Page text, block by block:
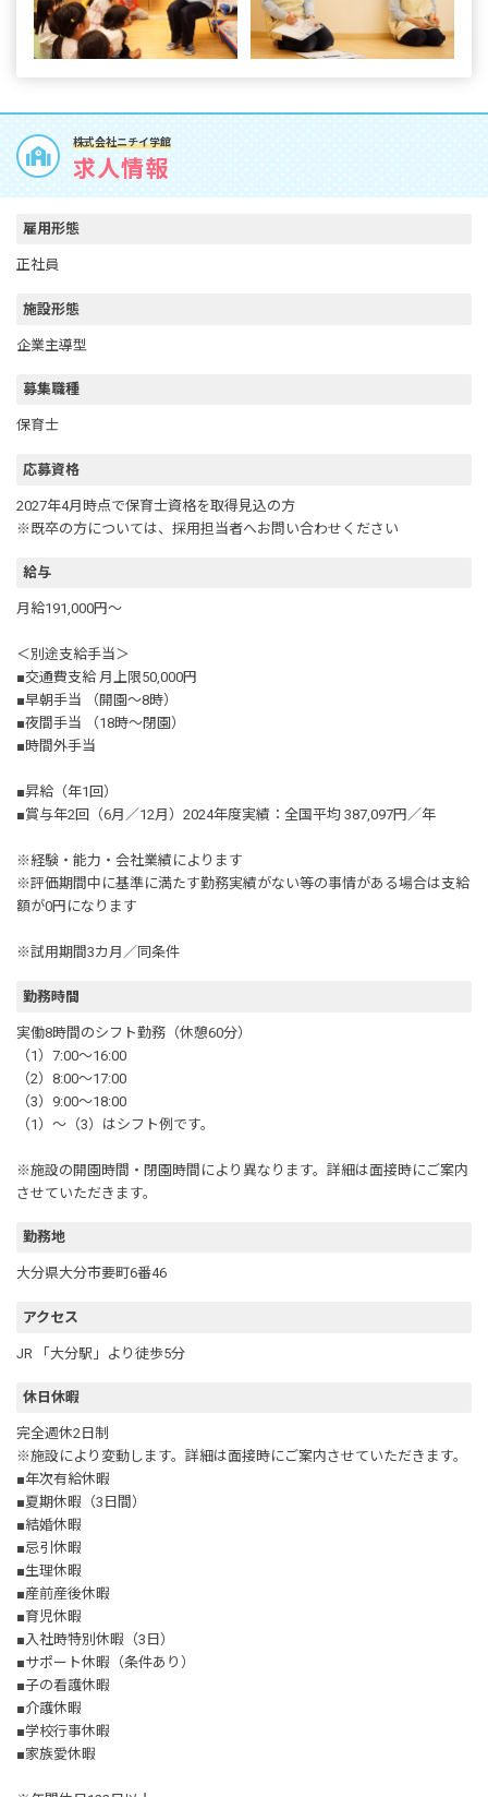
株式会社ニチイ学館
求人情報
雇用形態
正社員
施設形態
企業主導型
募集職種
保育士
応募資格
2027年4月時点で保育士資格を取得見込の方
※既卒の方については、採用担当者へお問い合わせください
給与
月給191,000円～
＜別途支給手当＞
■交通費支給 月上限50,000円
■早朝手当 （開園～8時）
■夜間手当 （18時～閉園）
■時間外手当
■昇給（年1回）
■賞与年2回（6月／12月）2024年度実績：全国平均 387,097円／年
※経験・能力・会社業績によります
※評価期間中に基準に満たす勤務実績がない等の事情がある場合は支給
額が0円になります
※試用期間3カ月／同条件
勤務時間
実働8時間のシフト勤務（休憩60分）
（1）7:00～16:00
（2）8:00～17:00
（3）9:00～18:00
（1）～（3）はシフト例です。
※施設の開園時間・閉園時間により異なります。詳細は面接時にご案内
させていただきます。
勤務地
大分県大分市要町6番46
アクセス
JR 「大分駅」より徒歩5分
休日休暇
完全週休2日制
※施設により変動します。詳細は面接時にご案内させていただきます。
■年次有給休暇
■夏期休暇（3日間）
■結婚休暇
■忌引休暇
■生理休暇
■産前産後休暇
■育児休暇
■入社時特別休暇（3日）
■サポート休暇（条件あり）
■子の看護休暇
■介護休暇
■学校行事休暇
■家族愛休暇